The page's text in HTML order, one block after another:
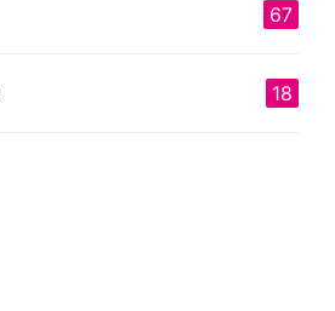
67
18